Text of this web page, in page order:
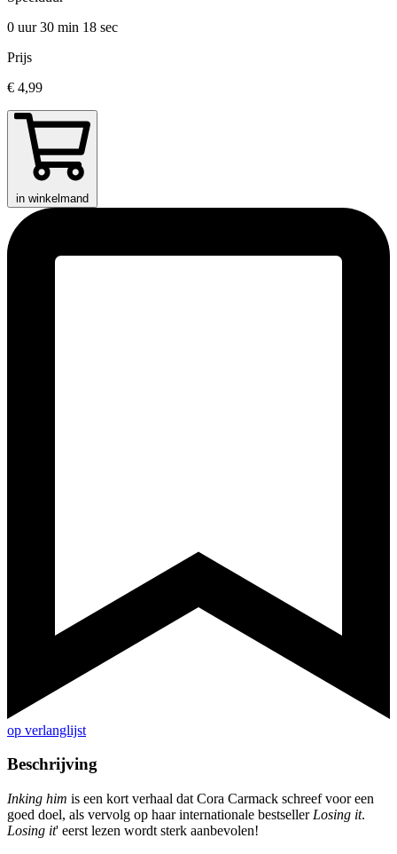
0 uur 30 min 18 sec
Prijs
€ 4,99
in winkelmand
op verlanglijst
Beschrijving
Inking him is een kort verhaal dat Cora Carmack schreef voor een
goed doel, als vervolg op haar internationale bestseller Losing it.
Losing it' eerst lezen wordt sterk aanbevolen!